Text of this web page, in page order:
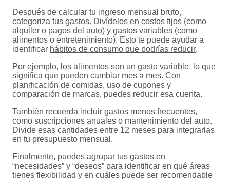
Después de calcular tu ingreso mensual bruto,
categoriza tus gastos. Divídelos en costos fijos (como
alquiler o pagos del auto) y gastos variables (como
alimentos o entretenimiento). Esto te puede ayudar a
identificar hábitos de consumo que podrías reducir.
Por ejemplo, los alimentos son un gasto variable, lo que
significa que pueden cambiar mes a mes. Con
planificación de comidas, uso de cupones y
comparación de marcas, puedes reducir esa cuenta.
También recuerda incluir gastos menos frecuentes,
como suscripciones anuales o mantenimiento del auto.
Divide esas cantidades entre 12 meses para integrarlas
en tu presupuesto mensual.
Finalmente, puedes agrupar tus gastos en
“necesidades” y “deseos” para identificar en qué áreas
tienes flexibilidad y en cuáles puede ser recomendable